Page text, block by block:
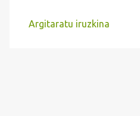
Argitaratu iruzkina